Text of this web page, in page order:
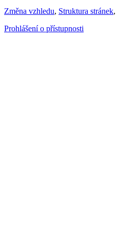
Změna vzhledu, Struktura stránek,
Prohlášení o přístupnosti